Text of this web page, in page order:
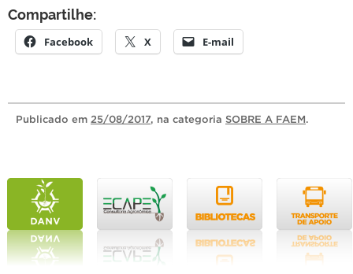
Compartilhe:
Facebook X E-mail
Publicado em 25/08/2017, na categoria SOBRE A FAEM.